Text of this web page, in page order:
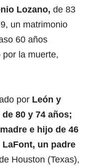
Lozano, de 83
un matrimonio
60 años
la muerte,
por León y
80 y 74 años;
e hijo de 46
un padre
Houston (Texas),